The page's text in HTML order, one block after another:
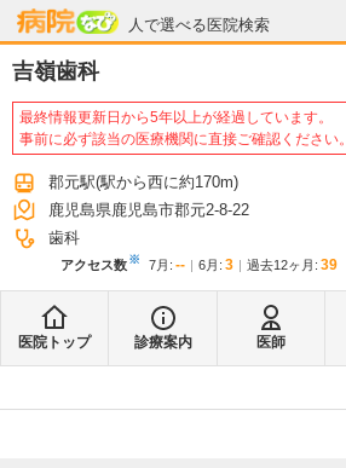
人で選べる医院検索
病院なび
吉嶺歯科
最終情報更新日から5年以上が経過しています。
事前に必ず該当の医療機関に直接ご確認ください。
郡元駅(駅から西に約170m)
鹿児島県鹿児島市郡元2-8-22
歯科
アクセス数※ 7月 : -- 6月 : 3 過去12ヶ月: 39
医院トップ 診療案内 医師